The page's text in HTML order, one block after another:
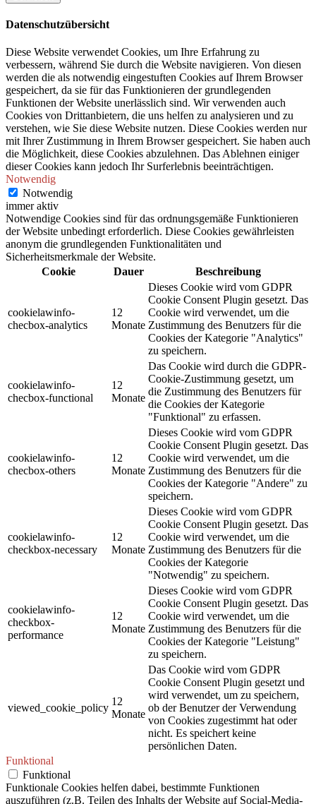
Datenschutzübersicht
Diese Website verwendet Cookies, um Ihre Erfahrung zu
verbessern, während Sie durch die Website navigieren. Von diesen
werden die als notwendig eingestuften Cookies auf Ihrem Browser
gespeichert, da sie für das Funktionieren der grundlegenden
Funktionen der Website unerlässlich sind. Wir verwenden auch
Cookies von Drittanbietern, die uns helfen zu analysieren und zu
verstehen, wie Sie diese Website nutzen. Diese Cookies werden nur
mit Ihrer Zustimmung in Ihrem Browser gespeichert. Sie haben auch
die Möglichkeit, diese Cookies abzulehnen. Das Ablehnen einiger
dieser Cookies kann jedoch Ihr Surferlebnis beeinträchtigen.
Notwendig
Notwendig
immer aktiv
Notwendige Cookies sind für das ordnungsgemäße Funktionieren
der Website unbedingt erforderlich. Diese Cookies gewährleisten
anonym die grundlegenden Funktionalitäten und
Sicherheitsmerkmale der Website.
Cookie
Dauer Beschreibung
cookielawinfo-
checbox-analytics
12
Monate
Dieses Cookie wird vom GDPR
Cookie Consent Plugin gesetzt. Das
Cookie wird verwendet, um die
Zustimmung des Benutzers für die
Cookies der Kategorie "Analytics"
zu speichern.
cookielawinfo-
checbox-functional
12
Monate
Das Cookie wird durch die GDPR-
Cookie-Zustimmung gesetzt, um
die Zustimmung des Benutzers für
die Cookies der Kategorie
"Funktional" zu erfassen.
cookielawinfo-
checbox-others
12
Monate
Dieses Cookie wird vom GDPR
Cookie Consent Plugin gesetzt. Das
Cookie wird verwendet, um die
Zustimmung des Benutzers für die
Cookies der Kategorie "Andere" zu
speichern.
cookielawinfo-
checkbox-necessary
12
Monate
Dieses Cookie wird vom GDPR
Cookie Consent Plugin gesetzt. Das
Cookie wird verwendet, um die
Zustimmung des Benutzers für die
Cookies der Kategorie
"Notwendig" zu speichern.
cookielawinfo-
checkbox-
performance
12
Monate
Dieses Cookie wird vom GDPR
Cookie Consent Plugin gesetzt. Das
Cookie wird verwendet, um die
Zustimmung des Benutzers für die
Cookies der Kategorie "Leistung"
zu speichern.
viewed_cookie_policy
12
Monate
Das Cookie wird vom GDPR
Cookie Consent Plugin gesetzt und
wird verwendet, um zu speichern,
ob der Benutzer der Verwendung
von Cookies zugestimmt hat oder
nicht. Es speichert keine
persönlichen Daten.
Funktional
Funktional
Funktionale Cookies helfen dabei, bestimmte Funktionen
auszuführen (z.B. Teilen des Inhalts der Website auf Social-Media-